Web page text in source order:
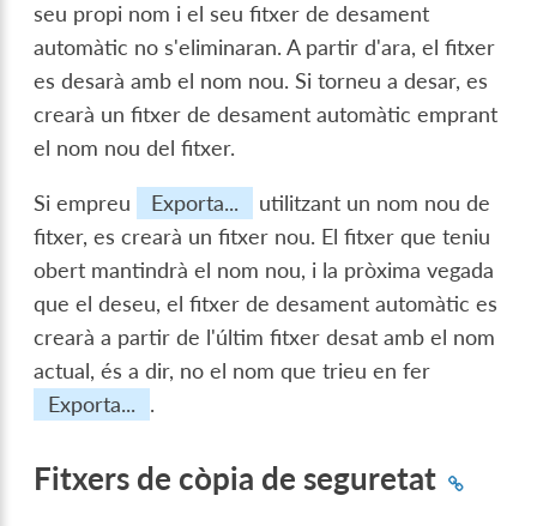
seu propi nom i el seu fitxer de desament
automàtic no s'eliminaran. A partir d'ara, el fitxer
es desarà amb el nom nou. Si torneu a desar, es
crearà un fitxer de desament automàtic emprant
el nom nou del fitxer.
Si empreu Exporta...
utilitzant un nom nou de
fitxer, es crearà un fitxer nou. El fitxer que teniu
obert mantindrà el nom nou, i la pròxima vegada
que el deseu, el fitxer de desament automàtic es
crearà a partir de l'últim fitxer desat amb el nom
actual, és a dir, no el nom que trieu en fer
Exporta...
.
Fitxers de còpia de seguretat